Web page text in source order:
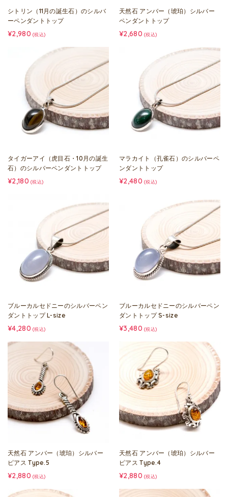
シトリン（11月の誕生石）のシルバ
ーペンダントトップ
¥2,980 (税込)
天然石 アンバー（琥珀）シルバー
ペンダントトップ
¥2,680 (税込)
タイガーアイ（虎目石・10月の誕生
石）のシルバーペンダントトップ
¥2,180 (税込)
マラカイト（孔雀石）のシルバーペ
ンダントトップ
¥2,480 (税込)
ブルーカルセドニーのシルバーペン
ダントトップ L-size
¥4,280 (税込)
ブルーカルセドニーのシルバーペン
ダントトップ S-size
¥3,480 (税込)
天然石 アンバー（琥珀）シルバー
ピアス Type.5
¥2,880 (税込)
天然石 アンバー（琥珀）シルバー
ピアス Type.4
¥2,880 (税込)